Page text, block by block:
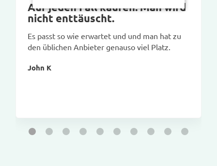
Auf jeden Fall kaufen. Man wird
nicht enttäuscht.
Es passt so wie erwartet und und man hat zu
den üblichen Anbieter genauso viel Platz.
John K